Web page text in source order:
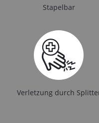
Stapelbar
Verletzung durch